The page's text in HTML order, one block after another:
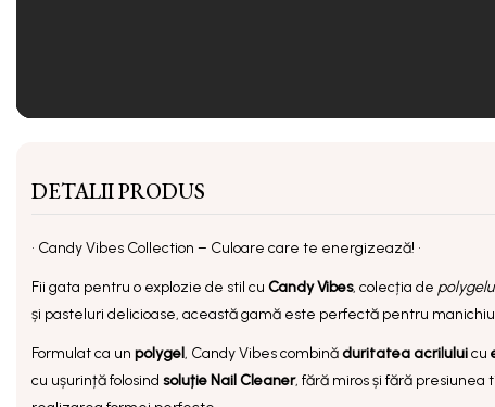
DETALII PRODUS
• Candy Vibes Collection – Culoare care te energizează! •
Fii gata pentru o explozie de stil cu Candy Vibes, colecția de
și pasteluri delicioase, această gamă este perfectă pentru
Formulat ca un polygel, Candy Vibes combinăduritatea acriluluicu
cu ușurință folosind soluție Nail Cleaner, fără miros și fără